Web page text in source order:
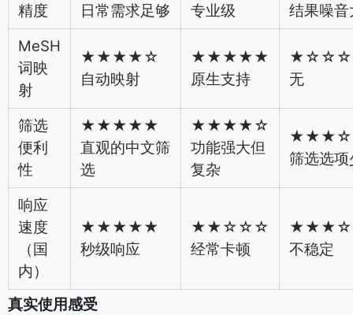
精度 日常需求足够 专业级
结果噪音
MeSH
词映
射
★★★★☆
自动映射
★★★★★
原生支持
无
筛选
便利
性
★★★★★
直观的中文筛
选
★★★★☆
功能强大但
复杂
筛选选项
响应
速度
（国
内）
★★★★★
秒级响应
★★☆☆☆
经常卡顿
不稳定
真实使用感受